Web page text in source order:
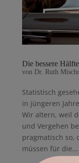
Die bessere Hälfte
von Dr. Ruth
Statistisch
in jüngeren
Wir altern, weil
und Vergehen
pragmatisch so,
müssen für die...